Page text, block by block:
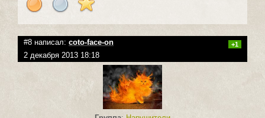
#8 написал: coto-face-on +1
2 декабря 2013 18:18